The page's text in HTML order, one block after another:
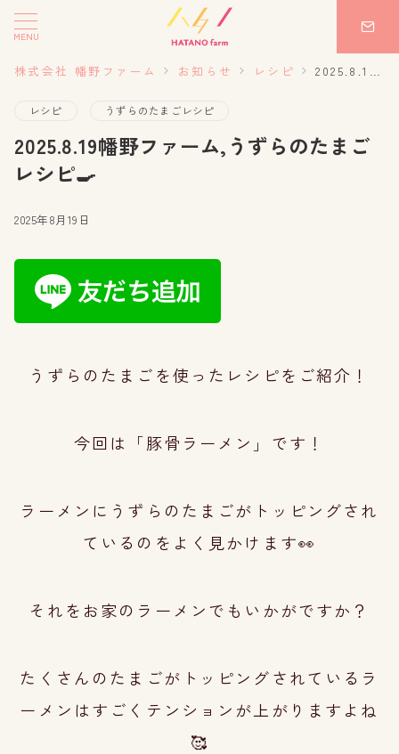
MENU
株式会社 幡野ファーム お知らせ レシピ 2025.8.19幡野ファーム,うずらのたまごレシピ🍳
レシピ うずらのたまごレシピ
2025.8.19幡野ファーム,うずらのたまご
レシピ🍳
2025年8月19日
うずらのたまごを使ったレシピをご紹介！
今回は「豚骨ラーメン」です！
ラーメンにうずらのたまごがトッピングされ
ているのをよく見かけます👀
それをお家のラーメンでもいかがですか？
たくさんのたまごがトッピングされているラ
ーメンはすごくテンションが上がりますよね
🥰